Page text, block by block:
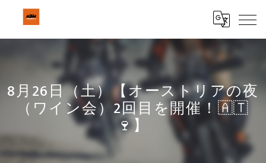
8月26日（土）【オーストリアの夜
（ワイン会）2回目を開催！🇦🇹
🍷】